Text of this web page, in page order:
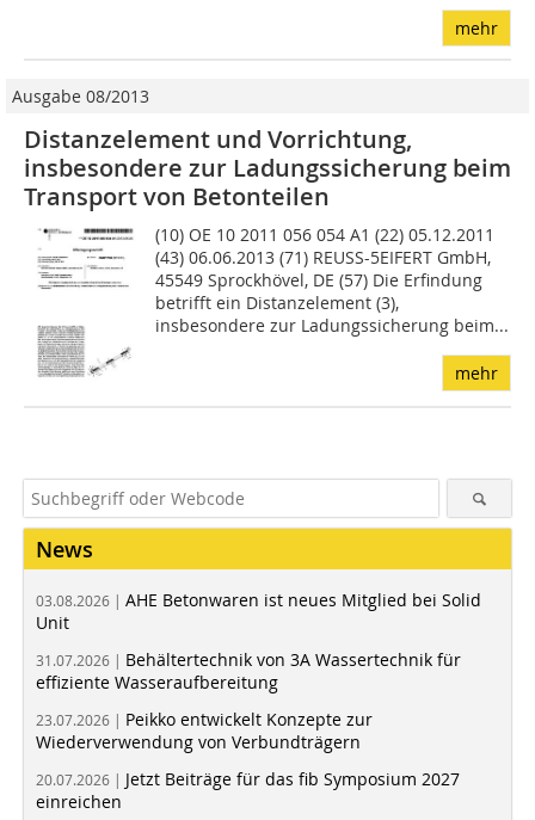
mehr
Ausgabe 08/2013
Distanzelement und Vorrichtung,
insbesondere zur Ladungssicherung beim
Transport von Betonteilen
(10) OE 10 2011 056 054 A1 (22) 05.12.2011
(43) 06.06.2013 (71) REUSS-5EIFERT GmbH,
45549 Sprockhövel, DE (57) Die Erfindung
betrifft ein Distanzelement (3),
insbesondere zur Ladungssicherung beim...
mehr
News
03.08.2026 | AHE Betonwaren ist neues Mitglied bei Solid
Unit
31.07.2026 | Behältertechnik von 3A Wassertechnik für
effiziente Wasseraufbereitung
23.07.2026 | Peikko entwickelt Konzepte zur
Wiederverwendung von Verbundträgern
20.07.2026 | Jetzt Beiträge für das fib Symposium 2027
einreichen